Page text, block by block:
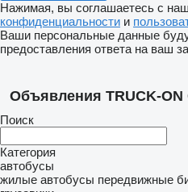
Нажимая, вы соглашаетесь с
конфиденциальности и
Ваши персональные данные
предоставления ответа на ваш
Объявления TRUCK-ON
Поиск
Категория
автобусы
жилые автобусы передвижные